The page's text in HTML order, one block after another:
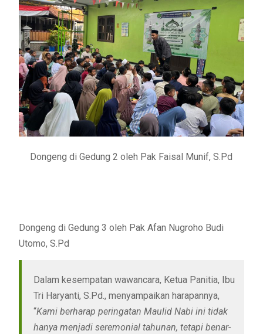
Dongeng di Gedung 2 oleh Pak Faisal Munif, S.Pd
Dongeng di Gedung 3 oleh Pak Afan Nugroho Budi
Utomo, S.Pd
Dalam kesempatan wawancara, Ketua Panitia, Ibu
Tri Haryanti, S.Pd., menyampaikan harapannya,
“Kami berharap peringatan Maulid Nabi ini tidak
hanya menjadi seremonial tahunan, tetapi benar-